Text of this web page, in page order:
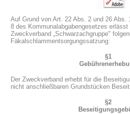
Auf Grund von Art. 22 Abs. 2 und 26 Abs.
8 des Kommunalabgabengesetzes
Zweckverband „Schwarzachgruppe"
Fäkalschlammentsorgungssatzung:
§1
Der Zweckverband erhebt für die
nicht anschließbaren Grundstücken
§2